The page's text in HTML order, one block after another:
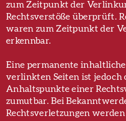
zum Zeitpunkt der
Rechtsverstöße überprüft.
waren zum Zeitpunkt der
erkennbar.
Eine permanente
verlinkten Seiten ist jedoch
Anhaltspunkte einer
zumutbar. Bei
Rechtsverletzungen